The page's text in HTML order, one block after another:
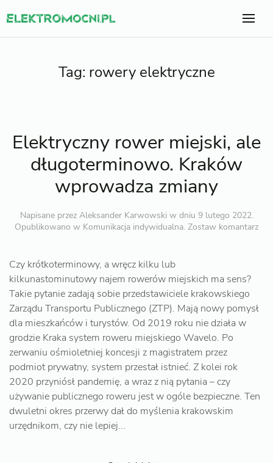
Tag: rowery elektryczne
Elektryczny rower miejski, ale
długoterminowo. Kraków
wprowadza zmiany
Napisane przez Aleksander Karwowskiw dniu 9 lutego 2022.
Opublikowano w Komunikacja indywidualna. Zostaw komantarz
Czy krótkoterminowy, a wręcz kilku lub
kilkunastominutowy najem rowerów miejskich ma sens?
Takie pytanie zadają sobie przedstawiciele krakowskiego
Zarządu Transportu Publicznego (ZTP). Mają nowy pomysł
dla mieszkańców i turystów. Od 2019 roku nie działa w
grodzie Kraka system roweru miejskiego Wavelo. Po
zerwaniu ośmioletniej koncesji z magistratem przez
podmiot prywatny, system przestał istnieć. Z kolei rok
2020 przyniósł pandemię, a wraz z nią pytania – czy
używanie publicznego roweru jest w ogóle bezpieczne. Ten
dwuletni okres przerwy dał do myślenia krakowskim
urzędnikom, czy nie lepiej...